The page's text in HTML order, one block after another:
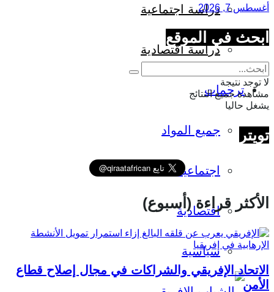
دراسة اجتماعية
دراسة اقتصادية
ترجمات
جميع المواد
اجتماعية
اقتصادية
سياسية
أغسطس 7, 2026
ابحث في الموقع
لا توجد نتيجة
مشاهدة جميع النتائج
يشغل حاليا
تويتر
الأكثر قراءة (أسبوع)
الاتحاد الإفريقي والشراكات في مجال إصلاح قطاع
الأمن